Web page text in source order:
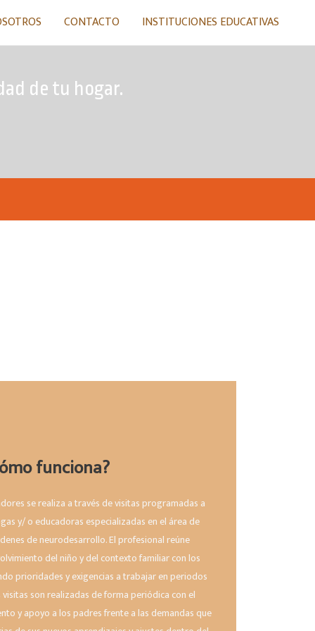
CONTACTO INSTITUCIONES EDUCATIVAS
de tu hogar.
funciona?
se realiza a través de visitas programadas a
y/ o educadoras especializadas en el área de
de neurodesarrollo. El profesional reúne
del niño y del contexto familiar con los
prioridades y exigencias a trabajar en periodos
son realizadas de forma periódica con el
y apoyo a los padres frente a las demandas que